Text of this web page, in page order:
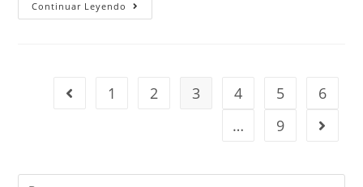
Continuar Leyendo
1 2 3 4 5
6
…
9